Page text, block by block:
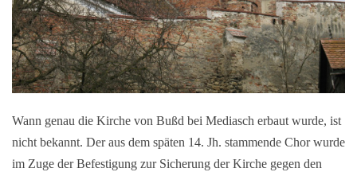
Wann genau die Kirche von Bußd bei Mediasch erbaut wurde, ist
nicht bekannt. Der aus dem späten 14. Jh. stammende Chor wurde
im Zuge der Befestigung zur Sicherung der Kirche gegen den